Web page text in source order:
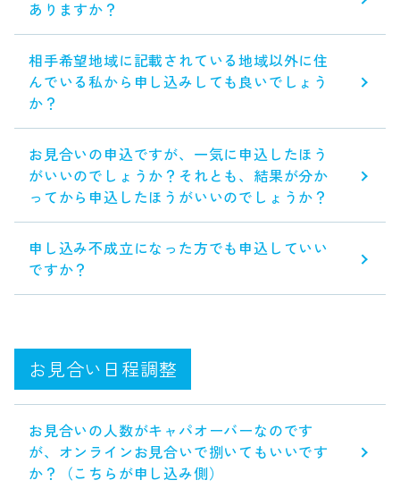
ありますか？
相手希望地域に記載されている地域以外に住
んでいる私から申し込みしても良いでしょう
か？
お見合いの申込ですが、一気に申込したほう
がいいのでしょうか？それとも、結果が分か
ってから申込したほうがいいのでしょうか？
申し込み不成立になった方でも申込していい
ですか？
お見合い日程調整
お見合いの人数がキャパオーバーなのです
が、オンラインお見合いで捌いてもいいです
か？（こちらが申し込み側）